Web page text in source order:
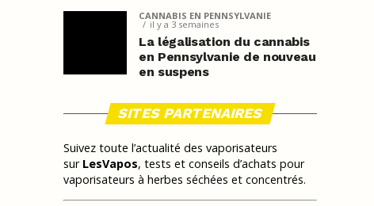
CANNABIS EN PENNSYLVANIE
il y a 3 semaines
La légalisation du cannabis
en Pennsylvanie de nouveau
en suspens
SITES PARTENAIRES
Suivez toute l’actualité des vaporisateurs
sur LesVapos, tests et conseils d’achats pour
vaporisateurs à herbes séchées et concentrés.